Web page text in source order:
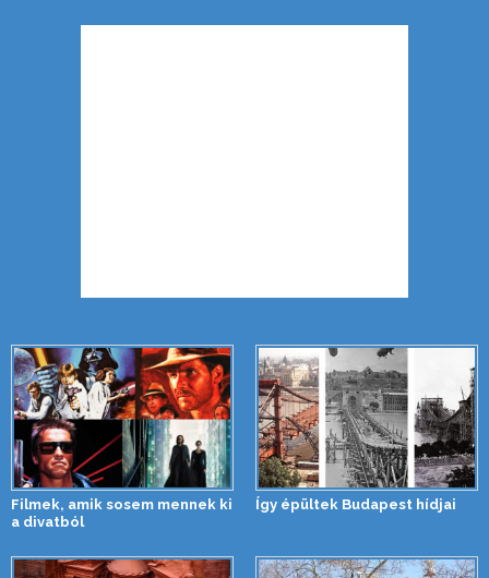
Filmek, amik sosem mennek ki
a divatból
Így épültek Budapest hídjai